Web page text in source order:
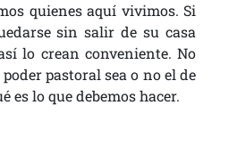
quienes aquí vivimos. Si
sin salir de su casa
lo crean conveniente. No
pastoral sea o no el de
es lo que debemos hacer.